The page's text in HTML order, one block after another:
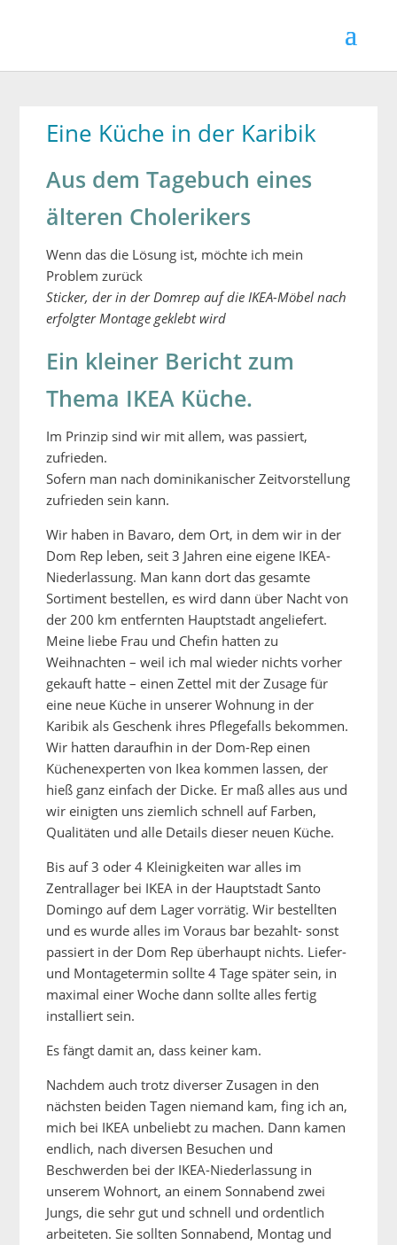
Eine Küche in der Karibik
Aus dem Tagebuch eines
älteren Cholerikers
Wenn das die Lösung ist, möchte ich mein
Problem zurück
Sticker, der in der Domrep auf die IKEA-Möbel nach
erfolgter Montage geklebt wird
Ein kleiner Bericht zum
Thema IKEA Küche.
Im Prinzip sind wir mit allem, was passiert,
zufrieden.
Sofern man nach dominikanischer Zeitvorstellung
zufrieden sein kann.
Wir haben in Bavaro, dem Ort, in dem wir in der
Dom Rep leben, seit 3 Jahren eine eigene IKEA-
Niederlassung. Man kann dort das gesamte
Sortiment bestellen, es wird dann über Nacht von
der 200 km entfernten Hauptstadt angeliefert.
Meine liebe Frau und Chefin hatten zu
Weihnachten – weil ich mal wieder nichts vorher
gekauft hatte – einen Zettel mit der Zusage für
eine neue Küche in unserer Wohnung in der
Karibik als Geschenk ihres Pflegefalls bekommen.
Wir hatten daraufhin in der Dom-Rep einen
Küchenexperten von Ikea kommen lassen, der
hieß ganz einfach der Dicke. Er maß alles aus und
wir einigten uns ziemlich schnell auf Farben,
Qualitäten und alle Details dieser neuen Küche.
Bis auf 3 oder 4 Kleinigkeiten war alles im
Zentrallager bei IKEA in der Hauptstadt Santo
Domingo auf dem Lager vorrätig. Wir bestellten
und es wurde alles im Voraus bar bezahlt- sonst
passiert in der Dom Rep überhaupt nichts. Liefer-
und Montagetermin sollte 4 Tage später sein, in
maximal einer Woche dann sollte alles fertig
installiert sein.
Es fängt damit an, dass keiner kam.
Nachdem auch trotz diverser Zusagen in den
nächsten beiden Tagen niemand kam, fing ich an,
mich bei IKEA unbeliebt zu machen. Dann kamen
endlich, nach diversen Besuchen und
Beschwerden bei der IKEA-Niederlassung in
unserem Wohnort, an einem Sonnabend zwei
Jungs, die sehr gut und schnell und ordentlich
arbeiteten. Sie sollten Sonnabend, Montag und